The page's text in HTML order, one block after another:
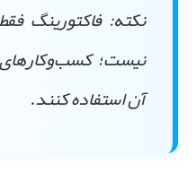
نکته:فاکتورینگ فقط
نیست؛ کسب‌وکارهای
آن استفاده کنند.